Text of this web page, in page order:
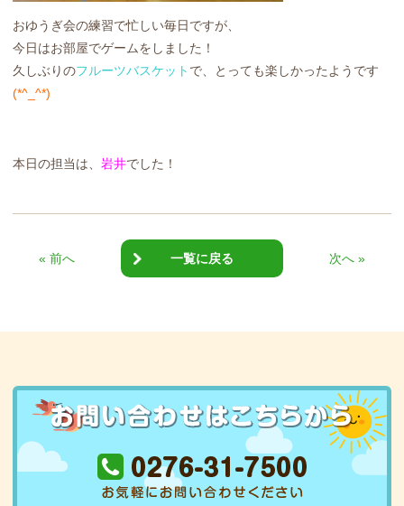
おゆうぎ会の練習で忙しい毎日ですが、
今日はお部屋でゲームをしました！
久しぶりのフルーツバスケット で、とっても楽しかったようです
(*^_^*)
本日の担当は、 岩井でした！
« 前へ 一覧に戻る 次へ »